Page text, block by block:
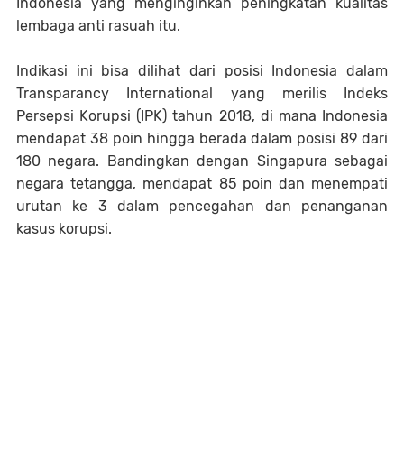
lembaga anti rasuah itu.
Indikasi ini bisa dilihat dari posisi Indonesia dalam
Transparancy International yang merilis Indeks
Persepsi Korupsi (IPK) tahun 2018, di mana Indonesia
mendapat 38 poin hingga berada dalam posisi 89 dari
180 negara. Bandingkan dengan Singapura sebagai
negara tetangga, mendapat 85 poin dan menempati
urutan ke 3 dalam pencegahan dan penanganan
kasus korupsi.